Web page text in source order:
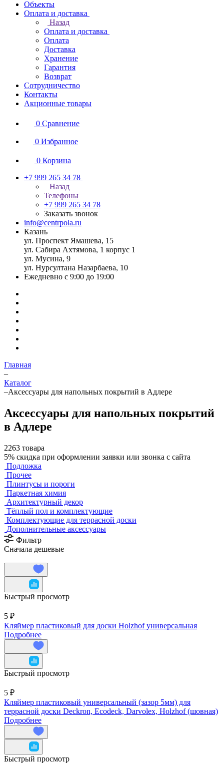
Объекты
Оплата и доставка
Назад
Оплата и доставка
Оплата
Доставка
Хранение
Гарантия
Возврат
Сотрудничество
Контакты
Акционные товары
0 Сравнение
0 Избранное
0 Корзина
+7 999 265 34 78
Назад
Телефоны
+7 999 265 34 78
Заказать звонок
info@centrpola.ru
Казань
ул. Проспект Ямашева, 15
ул. Сабира Ахтямова, 1 корпус 1
ул. Мусина, 9
ул. Нурсултана Назарбаева, 10
Ежедневно с 9:00 до 19:00
Главная
–
Каталог
–Аксессуары для напольных покрытий в Адлере
Аксессуары для напольных покрытий
в Адлере
2263 товара
5% скидка при оформлении заявки или звонка с сайта
Подложка
Прочее
Плинтусы и пороги
Паркетная химия
Архитектурный декор
Тёплый пол и комплектующие
Комплектующие для террасной доски
Дополнительные аксессуары
Фильтр
Сначала дешевые
Быстрый просмотр
5 ₽
Кляймер пластиковый для доски Holzhof универсальная
Подробнее
Быстрый просмотр
5 ₽
Кляймер пластиковый универсальный (зазор 5мм) для
террасной доски Deckron, Ecodeck, Darvolex, Holzhof (шовная)
Подробнее
Быстрый просмотр